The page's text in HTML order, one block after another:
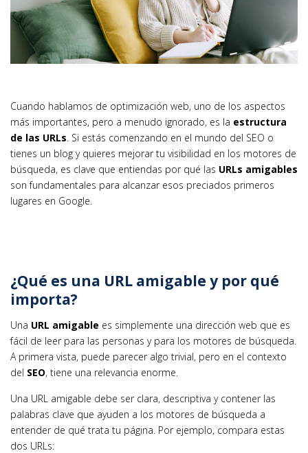
Cuando hablamos de optimización web, uno de los aspectos
más importantes, pero a menudo ignorado, es la estructura
de las URLs . Si estás comenzando en el mundo del SEO o
tienes un blog y quieres mejorar tu visibilidad en los motores de
búsqueda, es clave que entiendas por qué las URLs amigables
son fundamentales para alcanzar esos preciados primeros
lugares en Google.
¿Qué es una URL amigable y por qué
importa?
Una URL amigable es simplemente una dirección web que es
fácil de leer para las personas y para los motores de búsqueda.
A primera vista, puede parecer algo trivial, pero en el contexto
del SEO, tiene una relevancia enorme.
Una URL amigable debe ser clara, descriptiva y contener las
palabras clave que ayuden a los motores de búsqueda a
entender de qué trata tu página. Por ejemplo, compara estas
dos URLs: